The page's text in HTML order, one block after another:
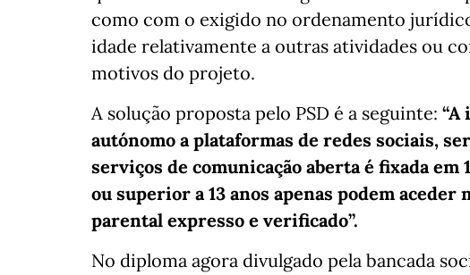
como com o exigido no ordenamento
idade relativamente a outras atividades ou
motivos do projeto.
A solução proposta pelo PSD é a seguinte: “A
autónomo a plataformas de redes sociais,
serviços de comunicação aberta é fixada em
ou superior a 13 anos apenas podem
parental expresso e verificado”.
No diploma agora divulgado pela bancada